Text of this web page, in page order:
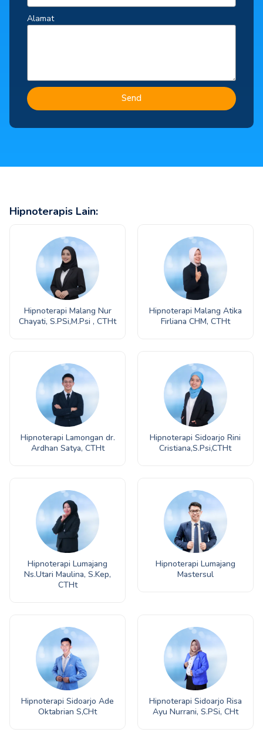
Alamat
Send
Hipnoterapis Lain:
Hipnoterapi Malang Nur
Chayati, S.PSi,M.Psi , CTHt
Hipnoterapi Malang Atika
Firliana CHM, CTHt
Hipnoterapi Lamongan dr.
Ardhan Satya, CTHt
Hipnoterapi Sidoarjo Rini
Cristiana,S.Psi,CTHt
Hipnoterapi Lumajang
Ns.Utari Maulina, S.Kep,
CTHt
Hipnoterapi Lumajang
Mastersul
Hipnoterapi Sidoarjo Ade
Oktabrian S,CHt
Hipnoterapi Sidoarjo Risa
Ayu Nurrani, S.PSi, CHt